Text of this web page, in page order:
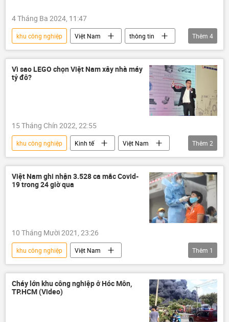
4 Tháng Ba 2024, 11:47
khu công nghiệp Việt Nam
thông tin
đầu tư
Vũng Tàu
Bà Rịa-Vũng Tàu
đầu tư nước ngoài
Thêm 4
Vì sao LEGO chọn Việt Nam xây nhà máy
tỷ đô?
15 Tháng Chín 2022, 22:55
khu công nghiệp Kinh tế
Việt Nam
Lego
Công nghiệp
Thêm 2
Việt Nam ghi nhận 3.528 ca mắc Covid-
19 trong 24 giờ qua
10 Tháng Mười 2021, 23:26
khu công nghiệp
Việt Nam
Covid-19 tại Việt Nam
Thêm 1
Cháy lớn khu công nghiệp ở Hóc Môn,
TP.HCM (Video)